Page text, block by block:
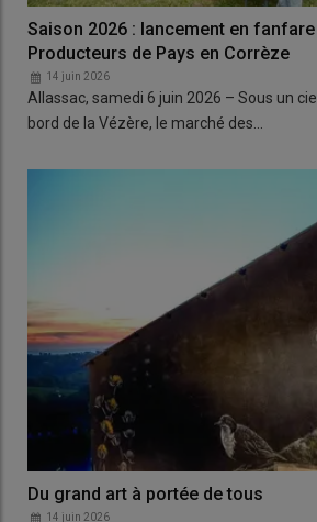
Saison 2026 : lancement en
Producteurs de Pays en Corrèze
14 juin 2026
Allassac, samedi 6 juin 2026 – Sous un
bord de la Vézère, le marché des…
Du grand art à portée de tous
14 juin 2026